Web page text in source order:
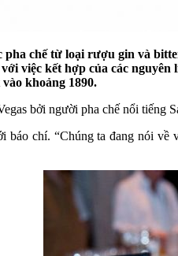
chế từ loại rượu gin và
việc kết hợp của các
khoảng 1890.
bởi người pha chế nổi tiếng
báo chí. “Chúng ta đang nói